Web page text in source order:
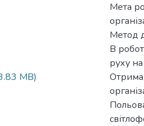
MB)
Мета
Метод
В
руху